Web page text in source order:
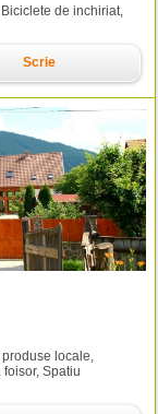
de inchiriat,
Scrie
produse locale,
Spatiu